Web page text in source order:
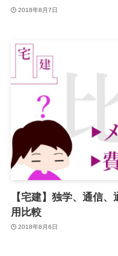
2018年8月7日
【宅建】独学、通信
用比較
2018年8月6日